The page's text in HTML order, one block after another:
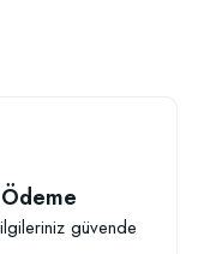
güvende